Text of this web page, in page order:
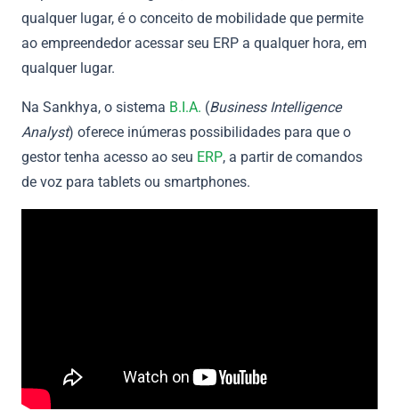
qualquer lugar, é o conceito de mobilidade que permite
ao empreendedor acessar seu ERP a qualquer hora, em
qualquer lugar.
Na Sankhya, o sistema B.I.A. (Business Intelligence
Analyst) oferece inúmeras possibilidades para que o
gestor tenha acesso ao seu ERP, a partir de comandos
de voz para tablets ou smartphones.